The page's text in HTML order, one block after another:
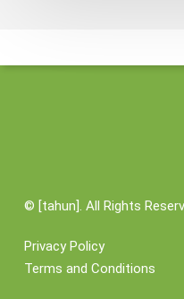
© [tahun]. All Rights
Privacy Policy
Terms and Conditions